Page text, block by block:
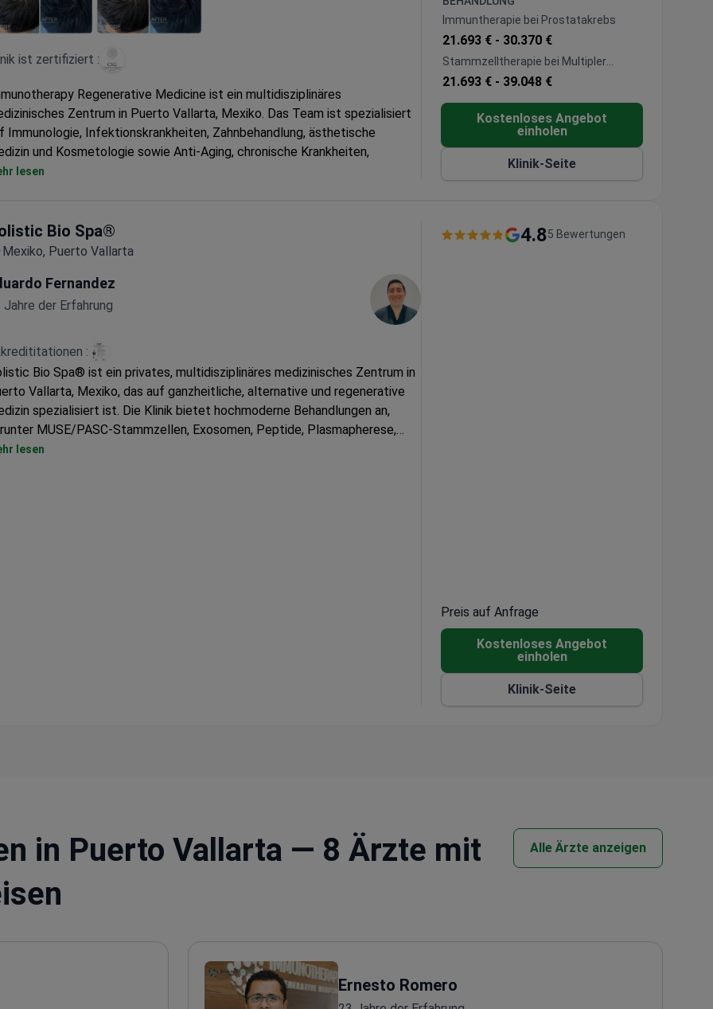
ist zertifiziert :
Regenerative Medicine ist ein multidisziplinäres
Zentrum in Puerto Vallarta, Mexiko. Das Team ist spezialisiert
Immunologie, Infektionskrankheiten, Zahnbehandlung, ästhetische
und Kosmetologie sowie Anti-Aging, chronische Krankheiten,
Sportmedizin und Stammzellentherapie.
Patienten aus Europa und dem Commonwealth,
den USA, Kanada und Australien besuchen die Klinik am
medizinische Zentrum verfügt über ein Team von Fachleuten, bestehend
Biologen, Biophysikern, Biochemikern und Ernährungswissenschaftlern mit
Erfahrung, die national und international anerkannt sind und
eine hohe Qualifikation zur Entwicklung medizinischer Protokolle unter
mesenchymaler Stammzellen und anderer Behandlungen mit
auf regenerativer Medizin verfügen.
lesen
Immuntherapie bei Prostatakrebs
21.693 € - 30.370 €
Stammzelltherapie bei Multipler
Sklerose (MS)
21.693 € - 39.048 €
Kostenloses Angebot
einholen
Klinik-Seite
Bio Spa®
Mexiko, Puerto Vallarta
Fernandez
Jahre der Erfahrung
:
Bio Spa® ist ein privates, multidisziplinäres medizinisches Zentrum in
Vallarta, Mexiko, das auf ganzheitliche, alternative und regenerative
spezialisiert ist. Die Klinik bietet hochmoderne Behandlungen an,
MUSE/PASC-Stammzellen, Exosomen, Peptide, Plasmapherese,
Krebsbehandlung, Behandlungen der Lyme-Borreliose und
lesen
4.85 Bewertungen
Preis auf Anfrage
Kostenloses Angebot
einholen
Klinik-Seite
in Puerto Vallarta — 8 Ärzte mit
Alle Ärzte anzeigen
Ernesto Romero